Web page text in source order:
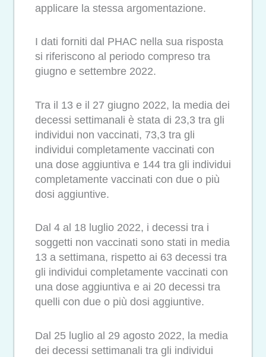
applicare la stessa argomentazione.
I dati forniti dal PHAC nella sua risposta
si riferiscono al periodo compreso tra
giugno e settembre 2022.
Tra il 13 e il 27 giugno 2022, la media dei
decessi settimanali è stata di 23,3 tra gli
individui non vaccinati, 73,3 tra gli
individui completamente vaccinati con
una dose aggiuntiva e 144 tra gli individui
completamente vaccinati con due o più
dosi aggiuntive.
Dal 4 al 18 luglio 2022, i decessi tra i
soggetti non vaccinati sono stati in media
13 a settimana, rispetto ai 63 decessi tra
gli individui completamente vaccinati con
una dose aggiuntiva e ai 20 decessi tra
quelli con due o più dosi aggiuntive.
Dal 25 luglio al 29 agosto 2022, la media
dei decessi settimanali tra gli individui